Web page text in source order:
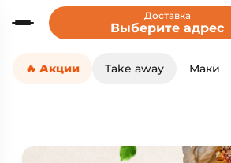
Доставка
Выберите адрес
🔥 Акции Take away Маки